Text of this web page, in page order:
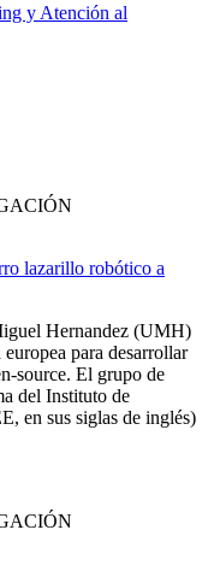
y Atención al
lazarillo robótico a
Hernandez (UMH)
para desarrollar
source. El grupo de
del Instituto de
en sus siglas de inglés)